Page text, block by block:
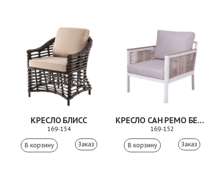
КРЕСЛО БЛИСС
169-154
Заказ
КРЕСЛО САН РЕМО БЕЖЕВЫЙ
169-152
Заказ